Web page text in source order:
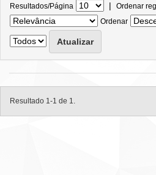
Resultados/Página | Ordenar
Ordenar
Resultado 1-1 de 1.